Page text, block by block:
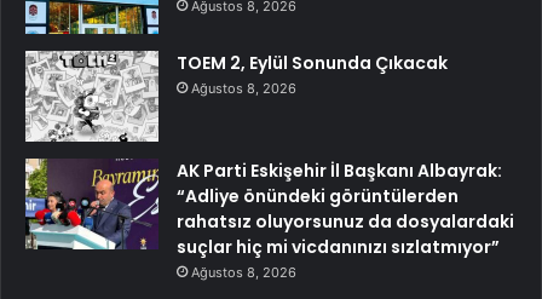
Ağustos 8, 2026
TOEM 2, Eylül Sonunda Çıkacak
Ağustos 8, 2026
AK Parti Eskişehir İl Başkanı Albayrak:
“Adliye önündeki görüntülerden
rahatsız oluyorsunuz da dosyalardaki
suçlar hiç mi vicdanınızı sızlatmıyor”
Ağustos 8, 2026